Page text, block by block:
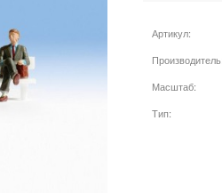
Артикул
Производитель
Масштаб
Тип